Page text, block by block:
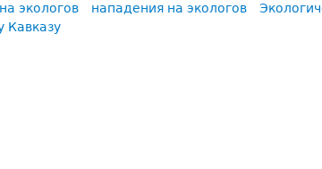
экологов
нападения на экологов
Кавказу